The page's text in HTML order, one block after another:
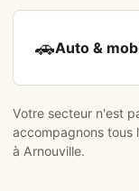
🚗Auto &
Votre secteur n'est
accompagnons tous
à Arnouville.